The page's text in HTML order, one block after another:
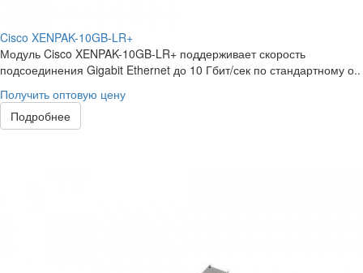
Cisco XENPAK-10GB-LR+
Модуль Cisco XENPAK-10GB-LR+ поддерживает скорость
подсоединения Gigabit Ethernet до 10 Гбит/сек по стандартному о..
Получить оптовую цену
Подробнее